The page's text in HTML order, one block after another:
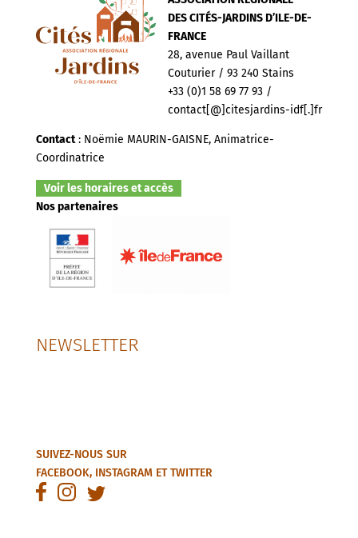
DES CITÉS-JARDINS D’ILE-DE-
FRANCE
28, avenue Paul Vaillant
Couturier / 93 240 Stains
+33 (0)1 58 69 77 93 /
contact[@]citesjardins-idf[.]fr
Contact: Noëmie MAURIN-GAISNE, Animatrice-
Coordinatrice
Voir les horaires et accès
Nos partenaires
NEWSLETTER
SUIVEZ-NOUS SUR
FACEBOOK, INSTAGRAMETTWITTER